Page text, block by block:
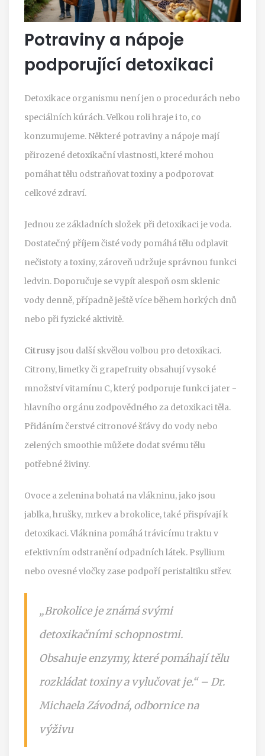
Potraviny a nápoje
podporující detoxikaci
Detoxikace organismu není jen o procedurách nebo
speciálních kúrách. Velkou roli hraje i to, co
konzumujeme. Některé potraviny a nápoje mají
přirozené detoxikační vlastnosti, které mohou
pomáhat tělu odstraňovat toxiny a podporovat
celkové zdraví.
Jednou ze základních složek při detoxikaci je voda.
Dostatečný příjem čisté vody pomáhá tělu odplavit
nečistoty a toxiny, zároveň udržuje správnou funkci
ledvin. Doporučuje se vypít alespoň osm sklenic
vody denně, případně ještě více během horkých dnů
nebo při fyzické aktivitě.
Citrusyjsou další skvělou volbou pro detoxikaci.
Citrony, limetky či grapefruity obsahují vysoké
množství vitamínu C, který podporuje funkci jater -
hlavního orgánu zodpovědného za detoxikaci těla.
Přidáním čerstvé citronové šťávy do vody nebo
zelených smoothie můžete dodat svému tělu
potřebné živiny.
Ovoce a zelenina bohatá na vlákninu, jako jsou
jablka, hrušky, mrkev a brokolice, také přispívají k
detoxikaci. Vláknina pomáhá trávicímu traktu v
efektivním odstranění odpadních látek. Psyllium
nebo ovesné vločky zase podpoří peristaltiku střev.
„Brokolice je známá svými
detoxikačními schopnostmi.
Obsahuje enzymy, které pomáhají tělu
rozkládat toxiny a vylučovat je.“ – Dr.
Michaela Závodná, odbornice na
výživu